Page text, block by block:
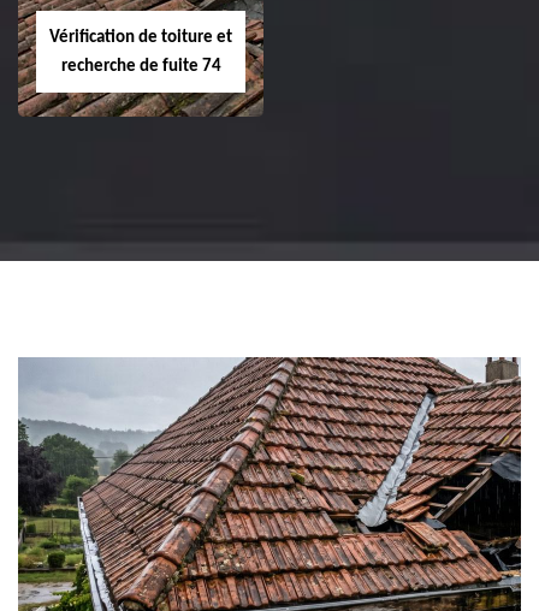
Vérification de toiture et
recherche de fuite 74